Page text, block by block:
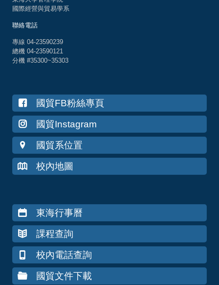
國際經營與貿易學系
聯絡電話
專線 04-23590239
總機 04-23590121
分機 #35300~35303
國貿FB粉絲專頁
國貿Instagram
國貿系位置
校內地圖
東海行事曆
課程查詢
校內電話查詢
國貿文件下載